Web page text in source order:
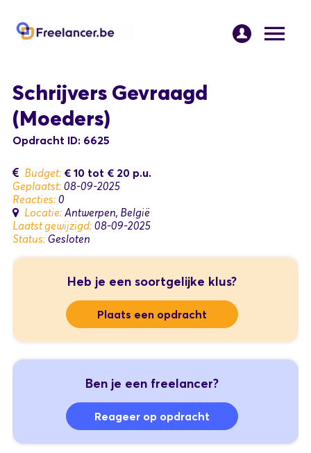
Schrijvers Gevraagd
(Moeders)
Opdracht ID: 6625
Budget: € 10 tot € 20 p.u.
Geplaatst: 08-09-2025
Reacties: 0
Locatie: Antwerpen, België
Laatst gewijzigd: 08-09-2025
Status: Gesloten
Heb je een soortgelijke klus?
Plaats een opdracht
Ben je een freelancer?
Reageer op opdracht